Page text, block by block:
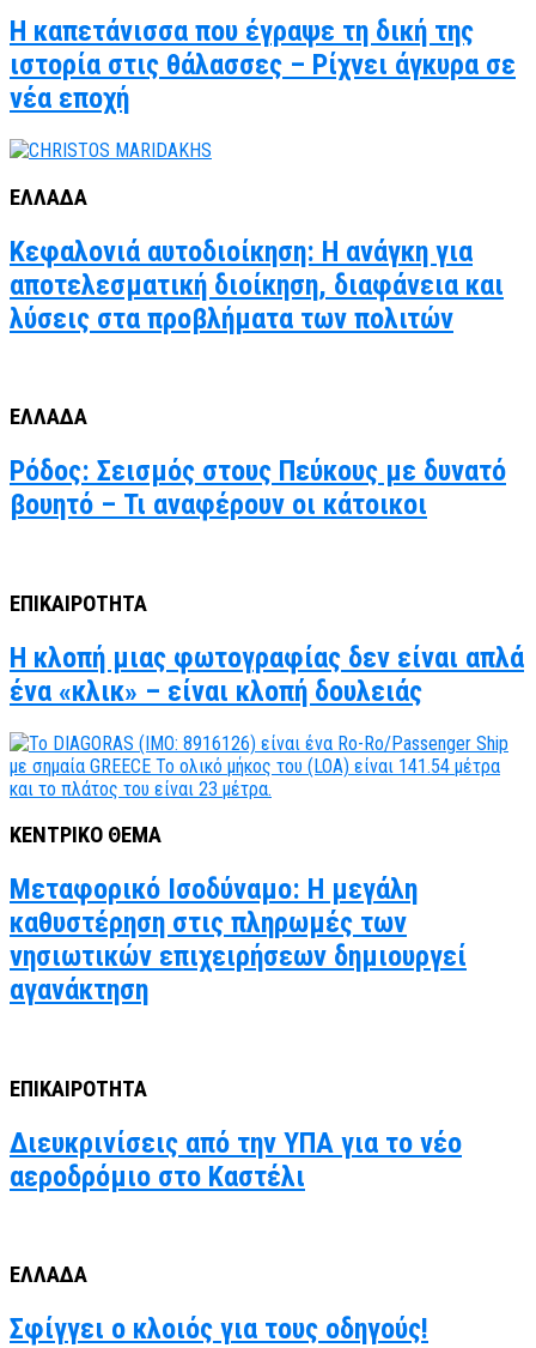
Η καπετάνισσα που έγραψε τη δική της
ιστορία στις θάλασσες – Ρίχνει άγκυρα σε
νέα εποχή
ΕΛΛΑΔΑ
Κεφαλονιά αυτοδιοίκηση: Η ανάγκη για
αποτελεσματική διοίκηση, διαφάνεια και
λύσεις στα προβλήματα των πολιτών
ΕΛΛΑΔΑ
Ρόδος: Σεισμός στους Πεύκους με δυνατό
βουητό – Τι αναφέρουν οι κάτοικοι
ΕΠΙΚΑΙΡΟΤΗΤΑ
Η κλοπή μιας φωτογραφίας δεν είναι απλά
ένα «κλικ» – είναι κλοπή δουλειάς
ΚΕΝΤΡΙΚΟ ΘΕΜΑ
Μεταφορικό Ισοδύναμο: Η μεγάλη
καθυστέρηση στις πληρωμές των
νησιωτικών επιχειρήσεων δημιουργεί
αγανάκτηση
ΕΠΙΚΑΙΡΟΤΗΤΑ
Διευκρινίσεις από την ΥΠΑ για το νέο
αεροδρόμιο στο Καστέλι
ΕΛΛΑΔΑ
Σφίγγει ο κλοιός για τους οδηγούς!